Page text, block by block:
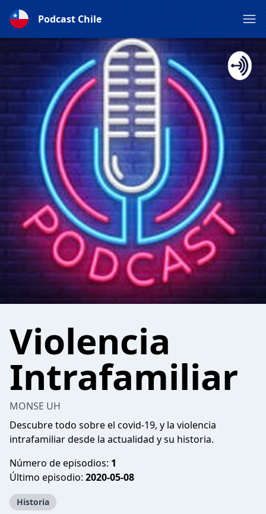
Podcast Chile
Violencia
Intrafamiliar
MONSE UH
Descubre todo sobre el covid-19, y la violencia
intrafamiliar desde la actualidad y su historia.
Número de episodios: 1
Último episodio: 2020-05-08
Historia